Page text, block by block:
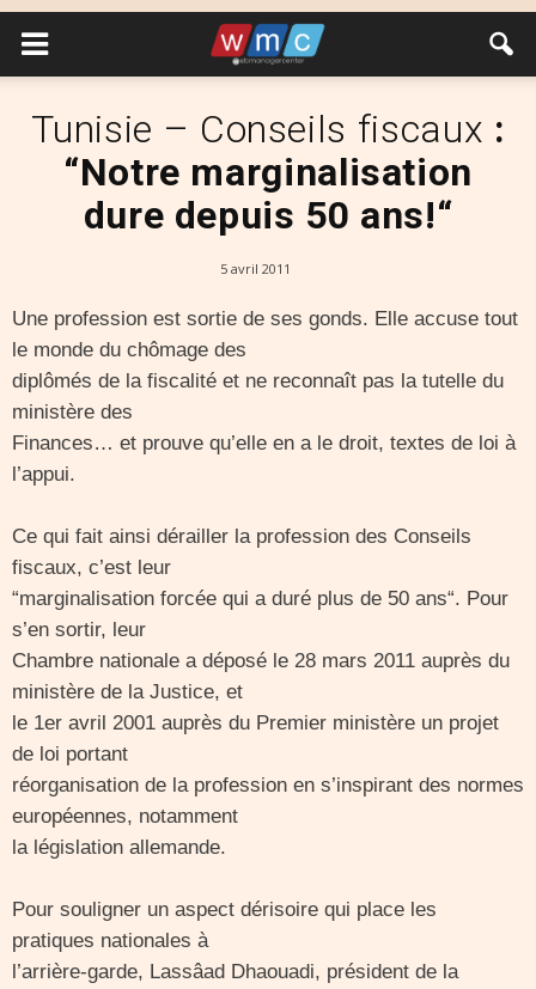
Tunisie – Conseils fiscaux :
“Notre marginalisation
dure depuis 50 ans!“
5 avril 2011
Une profession est sortie de ses gonds. Elle accuse tout
le monde du chômage des
diplômés de la fiscalité et ne reconnaît pas la tutelle du
ministère des
Finances… et prouve qu’elle en a le droit, textes de loi à
l’appui.
Ce qui fait ainsi dérailler la profession des Conseils
fiscaux, c’est leur
“marginalisation forcée qui a duré plus de 50 ans“. Pour
s’en sortir, leur
Chambre nationale a déposé le 28 mars 2011 auprès du
ministère de la Justice, et
le 1er avril 2001 auprès du Premier ministère un projet
de loi portant
réorganisation de la profession en s’inspirant des normes
européennes, notamment
la législation allemande.
Pour souligner un aspect dérisoire qui place les
pratiques nationales à
l’arrière-garde, Lassâad Dhaouadi, président de la